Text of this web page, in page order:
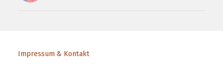
Impressum & Kontakt